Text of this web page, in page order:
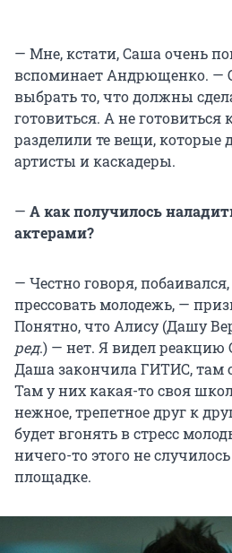
— Мне, кстати, Саша очень
вспоминает Андрющенко. —
выбрать то, что должны
готовиться. А не готовиться
разделили те вещи, которые
артисты и каскадеры.
— А как получилось
актерами?
— Честно говоря,
прессовать молодежь, —
Понятно, что Алису (Дашу
ред.) — нет. Я видел
Даша закончила ГИТИС, там
Там у них какая-то своя
нежное, трепетное друг к
будет вгонять в стресс
ничего-то этого не
площадке.